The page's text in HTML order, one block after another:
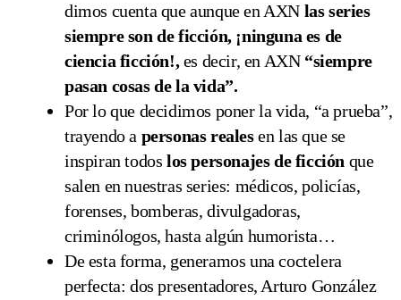
dimos cuenta que aunque en AXN las series
siempre son de ficción, ¡ninguna es de
ciencia ficción!,es decir, en AXN “siempre
pasan cosas de la vida”.
Por lo que decidimos poner la vida, “a prueba”,
trayendo a personas realesen las que se
inspiran todos los personajes de ficción que
salen en nuestras series: médicos, policías,
forenses, bomberas, divulgadoras,
criminólogos, hasta algún humorista…
De esta forma, generamos una coctelera
perfecta: dos presentadores, Arturo González